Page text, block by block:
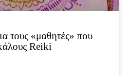
τους «μαθητές» που
Reiki